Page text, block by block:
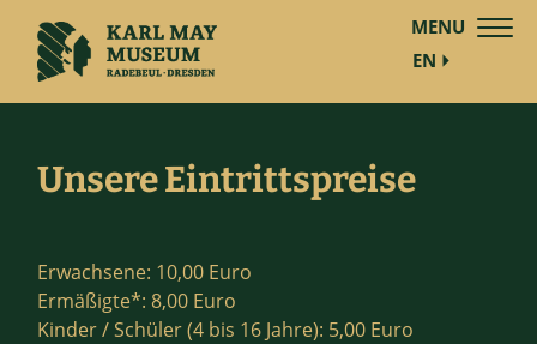
EN
MENU
Unsere Eintrittspreise
Erwachsene: 10,00 Euro
Ermäßigte*: 8,00 Euro
Kinder / Schüler (4 bis 16 Jahre): 5,00 Euro